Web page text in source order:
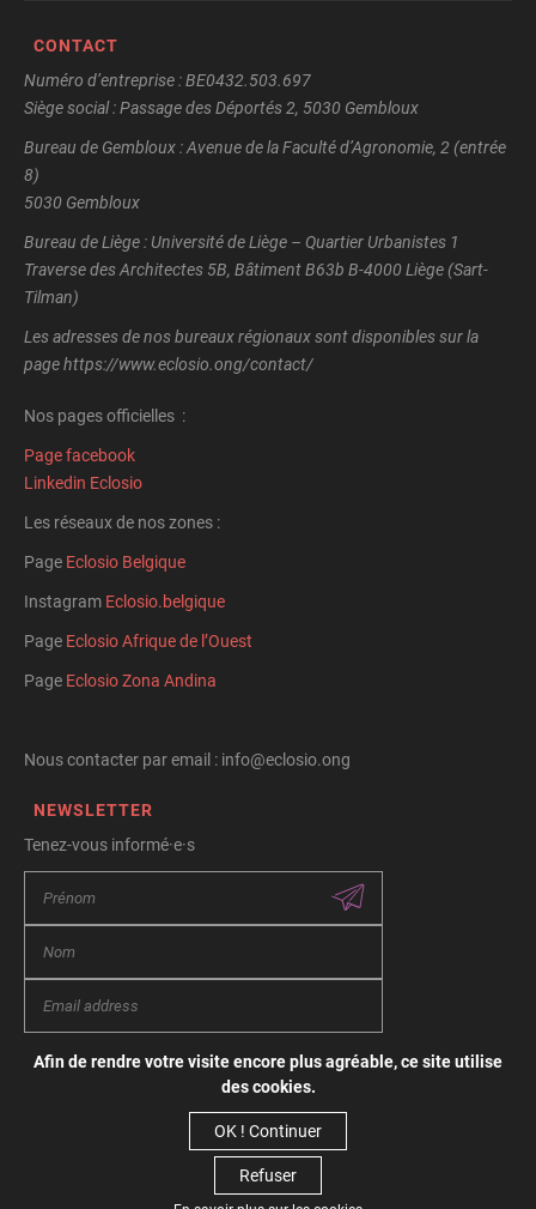
CONTACT
Numéro d’entreprise : BE0432.503.697
Siège social : Passage des Déportés 2, 5030 Gembloux
Bureau de Gembloux : Avenue de la Faculté d’Agronomie, 2 (entrée
8)
5030 Gembloux
Bureau de Liège : Université de Liège – Quartier Urbanistes 1
Traverse des Architectes 5B, Bâtiment B63b B-4000 Liège (Sart-
Tilman)
Les adresses de nos bureaux régionaux sont disponibles sur la
page https://www.eclosio.ong/contact/
Nos pages officielles :
Page facebook
Linkedin Eclosio
Les réseaux de nos zones :
Page Eclosio Belgique
Instagram Eclosio.belgique
Page Eclosio Afrique de l’Ouest
Page Eclosio Zona Andina
Nous contacter par email : info@eclosio.ong
NEWSLETTER
Tenez-vous informé·e·s
Conditions générales d’utilisation
© Copyright 2026 Eclosio - Tous droits réservés
Afin de rendre votre visite encore plus agréable, ce site utilise
des cookies.
OK ! Continuer
Refuser